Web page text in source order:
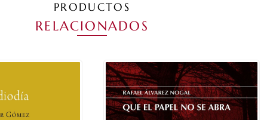
PRODUCTOS
RELACIONADOS